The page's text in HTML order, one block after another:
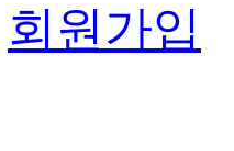
회원가입